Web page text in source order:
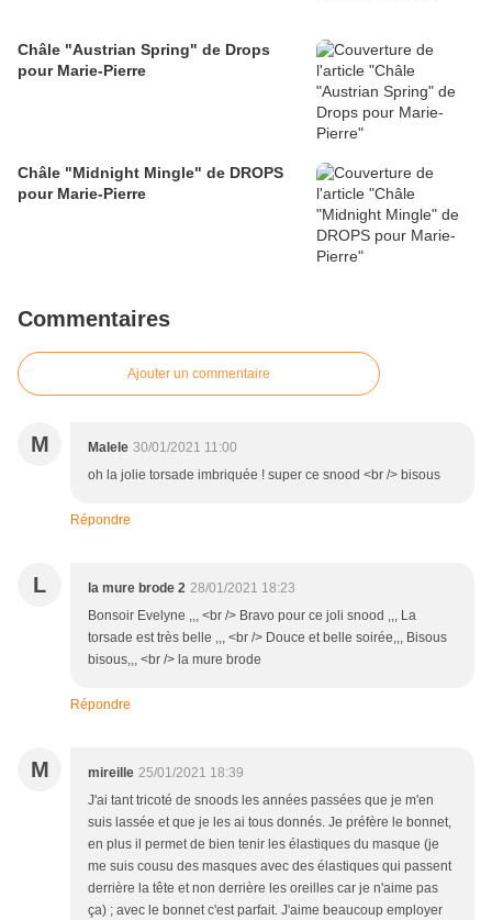
Châle "Austrian Spring" de Drops
pour Marie-Pierre
Châle "Midnight Mingle" de DROPS
pour Marie-Pierre
Commentaires
Ajouter un commentaire
M Malele 30/01/2021 11:00
oh la jolie torsade imbriquée ! super ce snood <br /> bisous
Répondre
L la mure brode 2 28/01/2021 18:23
Bonsoir Evelyne ,,, <br /> Bravo pour ce joli snood ,,, La
torsade est très belle ,,, <br /> Douce et belle soirée,,, Bisous
bisous,,, <br /> la mure brode
Répondre
M mireille 25/01/2021 18:39
J'ai tant tricoté de snoods les années passées que je m'en
suis lassée et que je les ai tous donnés. Je préfère le bonnet,
en plus il permet de bien tenir les élastiques du masque (je
me suis cousu des masques avec des élastiques qui passent
derrière la tête et non derrière les oreilles car je n'aime pas
ça) ; avec le bonnet c'est parfait. J'aime beaucoup employer